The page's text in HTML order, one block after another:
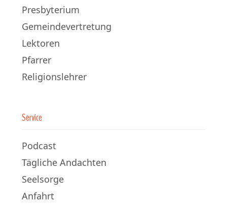
Presbyterium
Gemeindevertretung
Lektoren
Pfarrer
Religionslehrer
Service
Podcast
Tägliche Andachten
Seelsorge
Anfahrt